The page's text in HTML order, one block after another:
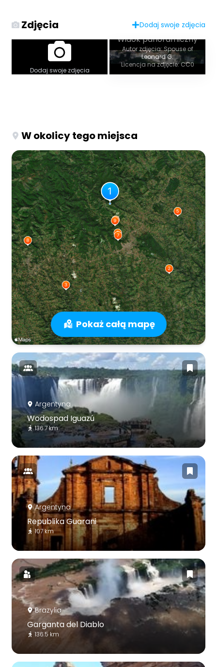
Zdjęcia Dodaj swoje zdjęcia
Dodaj swoje zdjęcia
Widok panoramiczny
Autor zdjęcia: Spouse of
Leonard G.
Licencja na zdjęcie: CC0
W okolicy tego miejsca
Pokaż całą mapę
Argentyna
Wodospad Iguazú
136.7 km
Argentyna
Republika Guarani
107 km
Brazylia
Garganta del Diablo
136.5 km